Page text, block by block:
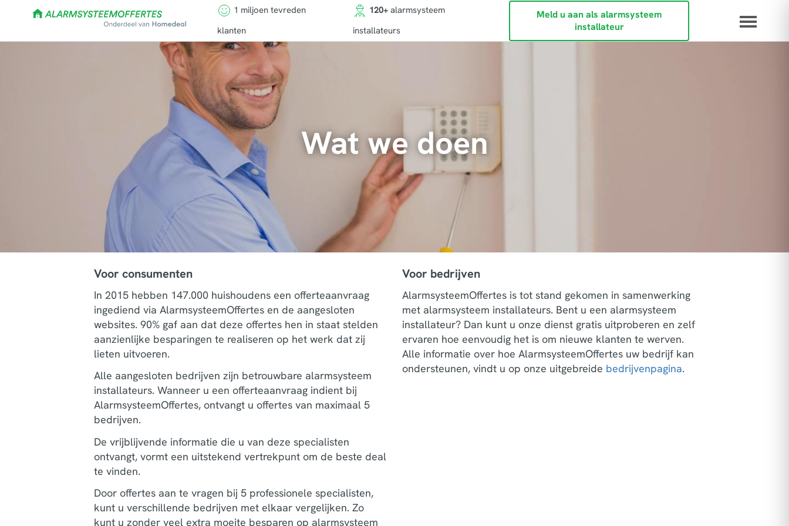
1 miljoen tevreden
klanten
120+ alarmsysteem
installateurs
Meld u aan als alarmsysteem
installateur
Wat we doen
Voor consumenten
In 2015 hebben 147.000 huishoudens een offerteaanvraag
ingediend via AlarmsysteemOffertes en de aangesloten
websites. 90% gaf aan dat deze offertes hen in staat stelden
aanzienlijke besparingen te realiseren op het werk dat zij
lieten uitvoeren.
Alle aangesloten bedrijven zijn betrouwbare alarmsysteem
installateurs. Wanneer u een offerteaanvraag indient bij
AlarmsysteemOffertes, ontvangt u offertes van maximaal 5
bedrijven.
De vrijblijvende informatie die u van deze specialisten
ontvangt, vormt een uitstekend vertrekpunt om de beste deal
te vinden.
Door offertes aan te vragen bij 5 professionele specialisten,
kunt u verschillende bedrijven met elkaar vergelijken. Zo
kunt u zonder veel extra moeite besparen op alarmsysteem
Voor bedrijven
AlarmsysteemOffertes is tot stand gekomen in samenwerking
met alarmsysteem installateurs. Bent u een alarmsysteem
installateur? Dan kunt u onze dienst gratis uitproberen en zelf
ervaren hoe eenvoudig het is om nieuwe klanten te werven.
Alle informatie over hoe AlarmsysteemOffertes uw bedrijf kan
ondersteunen, vindt u op onze uitgebreide bedrijvenpagina.